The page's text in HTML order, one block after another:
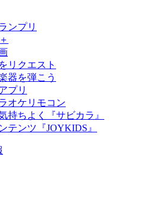
ンプリ
リクエスト
器を弾こう
プリ
オケリモコン
持ちよく『サビカラ』
テンツ『JOYKIDS』